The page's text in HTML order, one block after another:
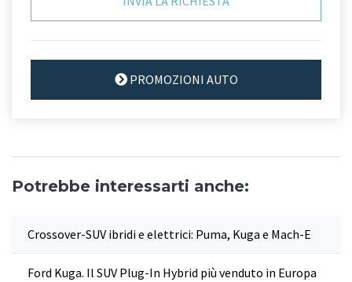
PROMOZIONI AUTO
Potrebbe interessarti anche:
Crossover-SUV ibridi e elettrici: Puma, Kuga e Mach-E
Ford Kuga. Il SUV Plug-In Hybrid più venduto in Europa